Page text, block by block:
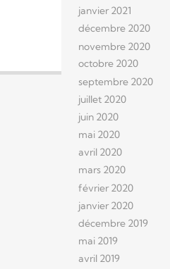
janvier 2021
décembre 2020
novembre 2020
octobre 2020
septembre 2020
juillet 2020
juin 2020
mai 2020
avril 2020
mars 2020
février 2020
janvier 2020
décembre 2019
mai 2019
avril 2019